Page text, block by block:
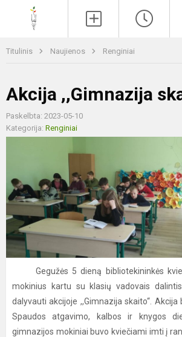
Titulinis Naujienos Renginiai
Akcija ,,Gimnazija
Paskelbta: 2023-05-10
Kategorija: Renginiai
Gegužės 5 dieną bibliotekininkės
mokinius kartu su klasių vadovais
dalyvauti akcijoje ,,Gimnazija skaito“.
Spaudos atgavimo, kalbos ir knygos
gimnazijos mokiniai buvo kviečiami imti į